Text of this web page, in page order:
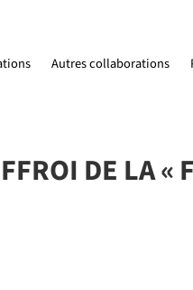
Autres collaborations
DE LA «